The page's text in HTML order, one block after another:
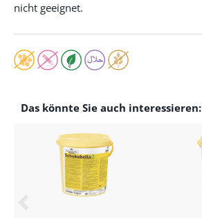
nicht geeignet.
Das könnte Sie auch interessieren: